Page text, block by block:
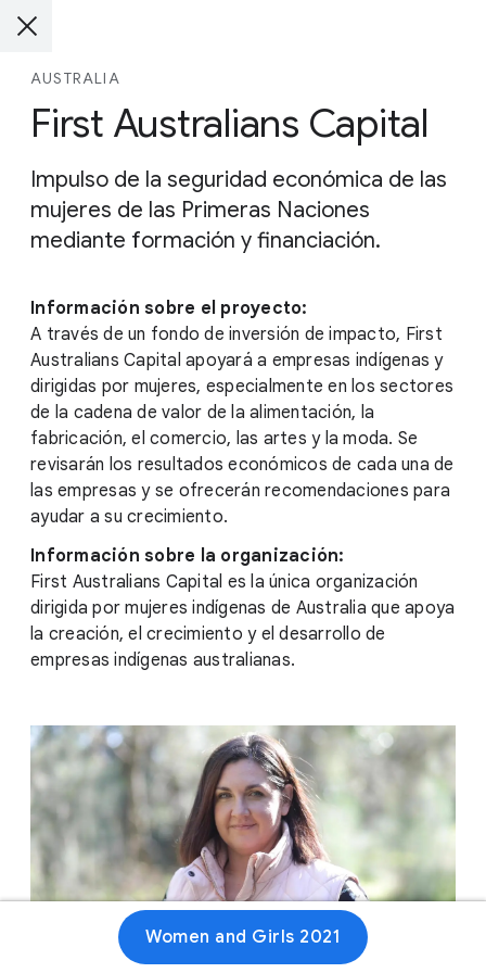
AUSTRALIA
First Australians Capital
Impulso de la seguridad económica de las
mujeres de las Primeras Naciones
mediante formación y financiación.
Información sobre el proyecto:
A través de un fondo de inversión de impacto, First
Australians Capital apoyará a empresas indígenas y
dirigidas por mujeres, especialmente en los sectores
de la cadena de valor de la alimentación, la
fabricación, el comercio, las artes y la moda. Se
revisarán los resultados económicos de cada una de
las empresas y se ofrecerán recomendaciones para
ayudar a su crecimiento.
Información sobre la organización:
First Australians Capital es la única organización
dirigida por mujeres indígenas de Australia que apoya
la creación, el crecimiento y el desarrollo de
empresas indígenas australianas.
Women and Girls 2021